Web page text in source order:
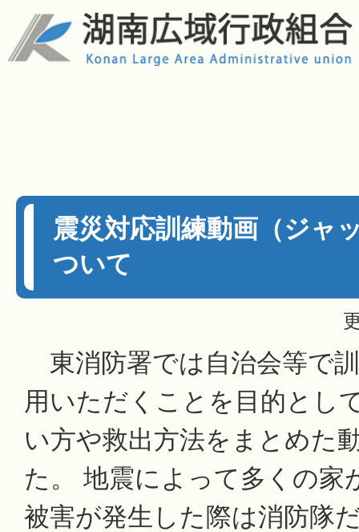
震災対応訓練動画（ジャ
ついて
東消防署では自治会等で
用いただくことを目的とし
い方や救出方法をまとめた
た。 地震によって多くの家
被害が発生した際は消防隊